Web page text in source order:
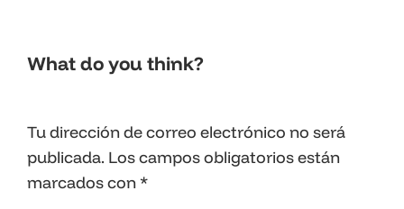
What do you think?
Tu dirección de correo electrónico no será
publicada. Los campos obligatorios están
marcados con *